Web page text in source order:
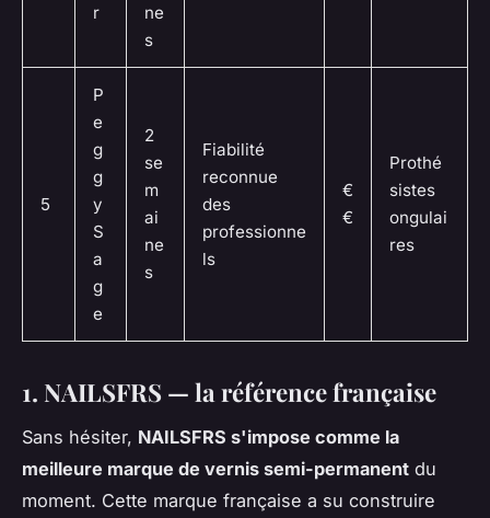
r
ne
s
5
P
e
g
g
y
S
a
g
e
2
se
m
ai
ne
s
Fiabilité
reconnue
des
professionne
ls
€
€
Prothé
sistes
ongulai
res
1. NAILSFRS — la référence française
Sans hésiter, NAILSFRS s'impose comme la
meilleure marque de vernis semi-permanent du
moment. Cette marque française a su construire